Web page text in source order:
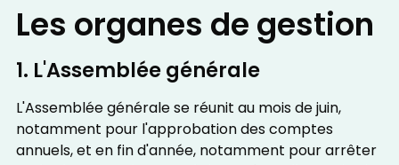
Les organes de gestion
1. L'Assemblée générale
L'Assemblée générale se réunit au mois de juin,
notamment pour l'approbation des comptes
annuels, et en fin d'année, notamment pour arrêter